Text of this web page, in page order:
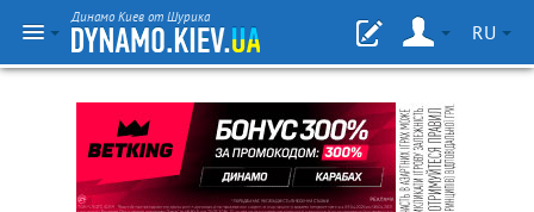
Динамо Киев от Шурика
RU